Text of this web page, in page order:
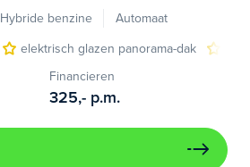
Hybride benzine
Automaat
elektrisch glazen panorama-dak
Financieren
325,- p.m.